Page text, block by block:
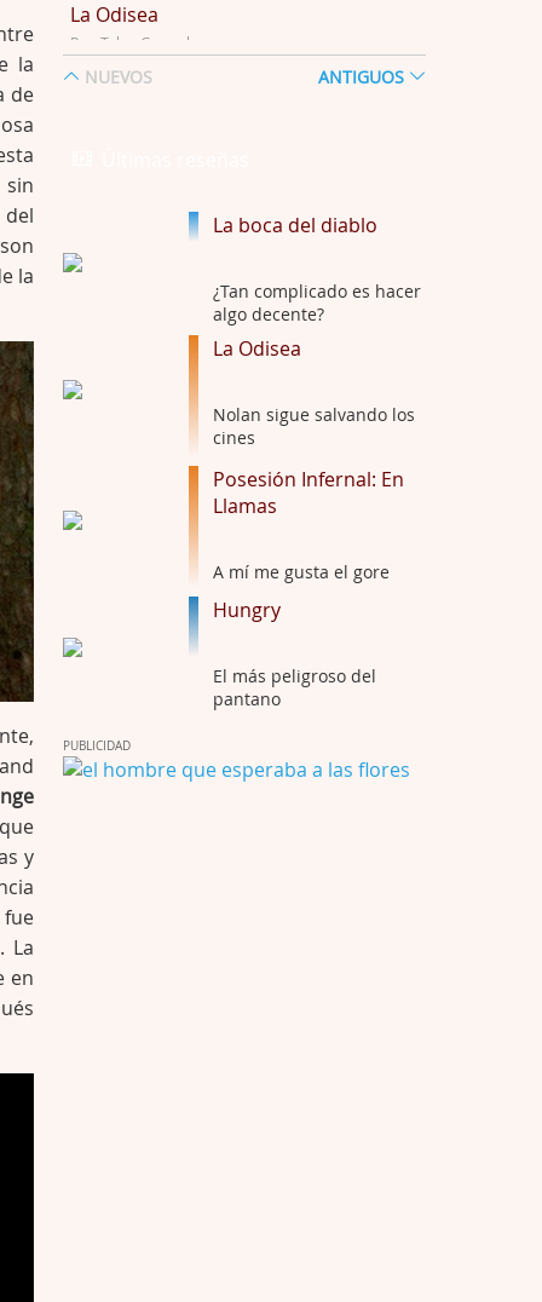
la
de
la
y
fue
La
en
La Odisea
Por: Talan Gwynek
Draghann, las quejas sobre la diversidad s …
Por: Luar
Buena película, buen director y buenos ac …
El señor de las moscas
Por: Luar
Las 10 películas gore de Almas
Por: JORDI CRUYFF
Por: Chupasangre
Mi opinión en su día. Su duracion me ha …
NUEVOS ANTIGUOS
La boca del diablo
¿Tan complicado es hacer
algo decente?
La Odisea
Nolan sigue salvando los
cines
Posesión Infernal: En
Llamas
A mí me gusta el gore
Hungry
El más peligroso del
pantano
PUBLICIDAD